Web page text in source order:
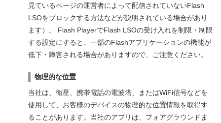
見ているページの運営者によって配信されていないFlash
LSOをブロックする方法などが説明されている場合があり
ます）。 Flash PlayerでFlash LSOの受け入れを制限・制限
する設定にすると、一部のFlashアプリケーションの機能が
低下・障害される場合がありますので、ご注意ください。
物理的な位置
当社は、衛星、携帯電話の電波塔、またはWiFi信号などを
使用して、お客様のデバイスの物理的な位置情報を取得す
ることがあります。当社のアプリは、フォアグラウンドま